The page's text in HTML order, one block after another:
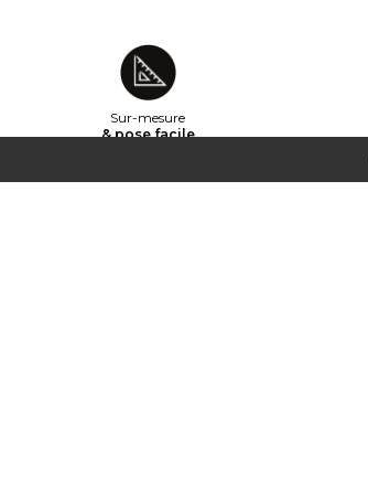
Sur-mesure
& pose facile